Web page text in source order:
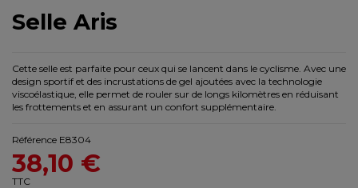
Selle Aris
Cette selle est parfaite pour ceux qui se lancent dans le cyclisme. Avec une
design sportif et des incrustations de gel ajoutées avec la technologie
viscoélastique, elle permet de rouler sur de longs kilomètres en réduisant
les frottements et en assurant un confort supplémentaire.
Référence E8304
38,10 €
TTC